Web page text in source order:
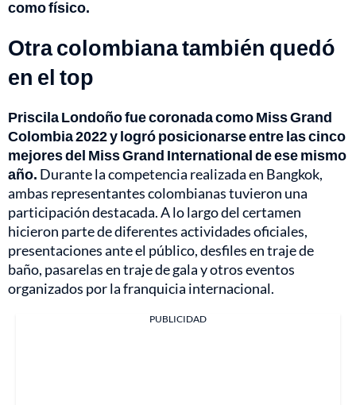
como físico.
Otra colombiana también quedó
en el top
Priscila Londoño fue coronada como Miss Grand
Colombia 2022 y logró posicionarse entre las cinco
mejores del Miss Grand International de ese mismo
año. Durante la competencia realizada en Bangkok,
ambas representantes colombianas tuvieron una
participación destacada. A lo largo del certamen
hicieron parte de diferentes actividades oficiales,
presentaciones ante el público, desfiles en traje de
baño, pasarelas en traje de gala y otros eventos
organizados por la franquicia internacional.
PUBLICIDAD